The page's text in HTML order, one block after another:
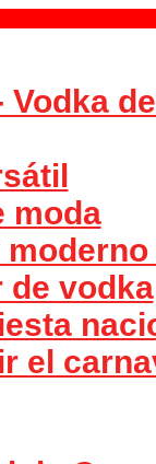
moda
de vodka
el